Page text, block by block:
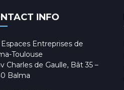
INFO
Espaces Entreprises de
Toulouse
Charles de Gaulle, Bât 35 –
Balma